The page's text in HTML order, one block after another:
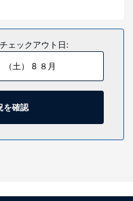
つろぎいただけます。低反
、高級寝具が備わっていま
/ WiFi をご利用いただけま
のある専用バスルームに
スアメニティ (無料)が備わ
ぎください。屋内プール、
だけます。
チェックアウト日:
（土） 8 ８月
を確認